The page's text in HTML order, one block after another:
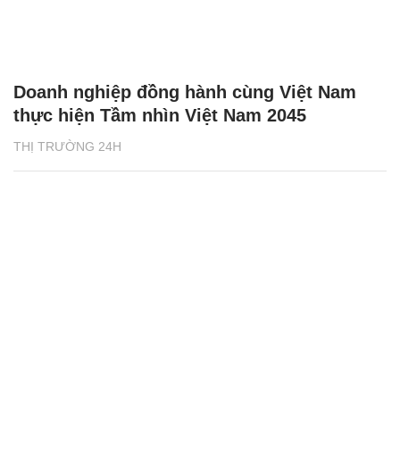
THỊ TRƯỜNG 24H
Doanh nghiệp đồng hành cùng Việt Nam
thực hiện Tầm nhìn Việt Nam 2045